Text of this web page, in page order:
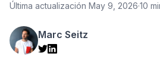
Última actualización May 9, 2026·10
Marc Seitz